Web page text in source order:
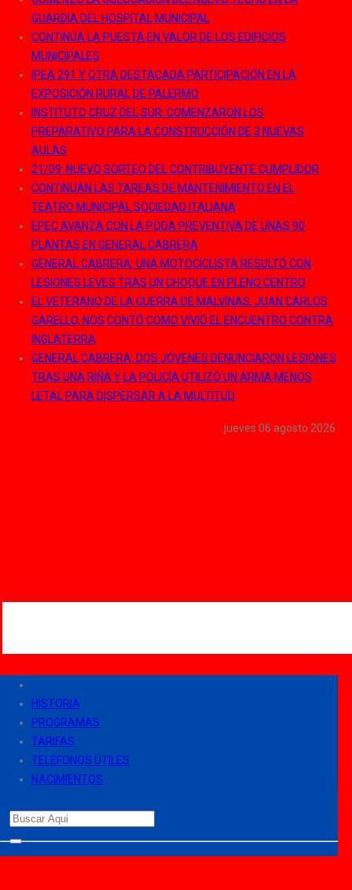
GUARDIA DEL HOSPITAL MUNICIPAL
CONTINÚA LA PUESTA EN VALOR DE LOS EDIFICIOS
MUNICIPALES
IPEA 291 Y OTRA DESTACADA PARTICIPACIÓN EN LA
EXPOSICIÓN RURAL DE PALERMO
INSTITUTO CRUZ DEL SUR: COMENZARON LOS
PREPARATIVO PARA LA CONSTRUCCIÓN DE 3 NUEVAS
AULAS
21/09: NUEVO SORTEO DEL CONTRIBUYENTE CUMPLIDOR
CONTINÚAN LAS TAREAS DE MANTENIMIENTO EN EL
TEATRO MUNICIPAL SOCIEDAD ITALIANA
EPEC AVANZA CON LA PODA PREVENTIVA DE UNAS 90
PLANTAS EN GENERAL CABRERA
GENERAL CABRERA: UNA MOTOCICLISTA RESULTÓ CON
LESIONES LEVES TRAS UN CHOQUE EN PLENO CENTRO
EL VETERANO DE LA GUERRA DE MALVINAS, JUAN CARLOS
GARELLO, NOS CONTÓ COMO VIVIÓ EL ENCUENTRO CONTRA
INGLATERRA
GENERAL CABRERA: DOS JÓVENES DENUNCIARON LESIONES
TRAS UNA RIÑA Y LA POLICÍA UTILIZÓ UN ARMA MENOS
LETAL PARA DISPERSAR A LA MULTITUD
jueves 06 agosto 2026
HISTORIA
PROGRAMAS
TARIFAS
TELÉFONOS ÚTILES
NACIMIENTOS